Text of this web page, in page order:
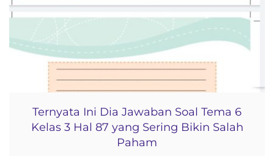
Ternyata Ini Dia Jawaban Soal Tema 6
Kelas 3 Hal 87 yang Sering Bikin Salah
Paham